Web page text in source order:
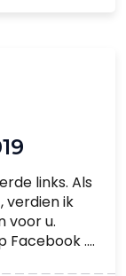
links. Als
verdien ik
voor u.
....